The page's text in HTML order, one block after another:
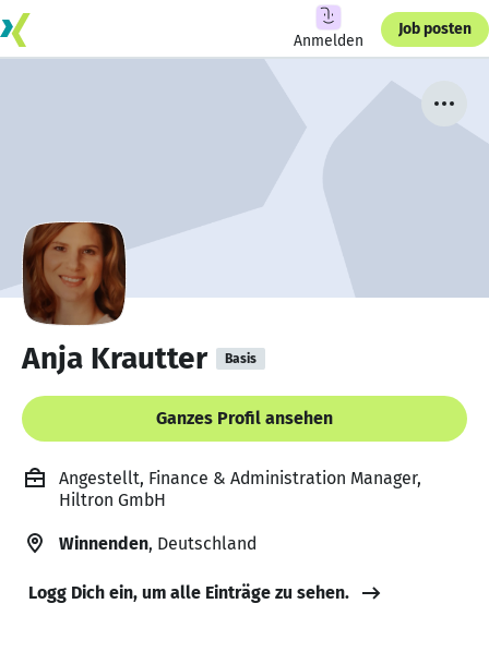
Anmelden
Job posten
Anja Krautter Basis
Ganzes Profil ansehen
Angestellt, Finance & Administration Manager,
Hiltron GmbH
Winnenden, Deutschland
Logg Dich ein, um alle Einträge zu sehen.